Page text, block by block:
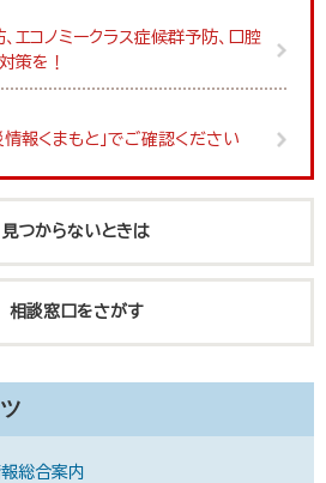
エコノミークラス症候群予防、口腔
策を！
報くまもと」でご確認ください
見つからないときは
相談窓口をさがす
総合案内